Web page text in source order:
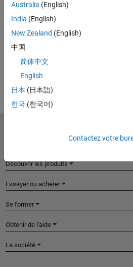
View requirements for another product:
Select product
Australia (English)
India (English)
New Zealand (English)
中国
简体中文
English
日本 (日本語)
한국 (한국어)
Contactez votre
Accelerating the pace of engineering and
Découvrir les produits
Essayer ou acheter
Se former
Obtenir de l'aide
La société